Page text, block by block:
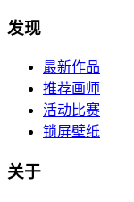
发现
最新作品
推荐画师
活动比赛
锁屏壁纸
关于